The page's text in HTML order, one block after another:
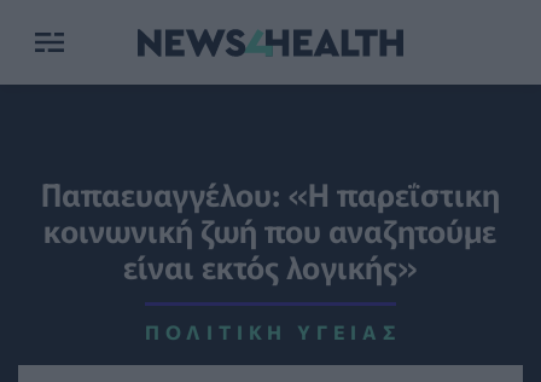
Παπαευαγγέλου: «Η παρεΐστικη
κοινωνική ζωή που αναζητούμε
είναι εκτός λογικής»
ΠΟΛΙΤΙΚΉ ΥΓΕΊΑΣ